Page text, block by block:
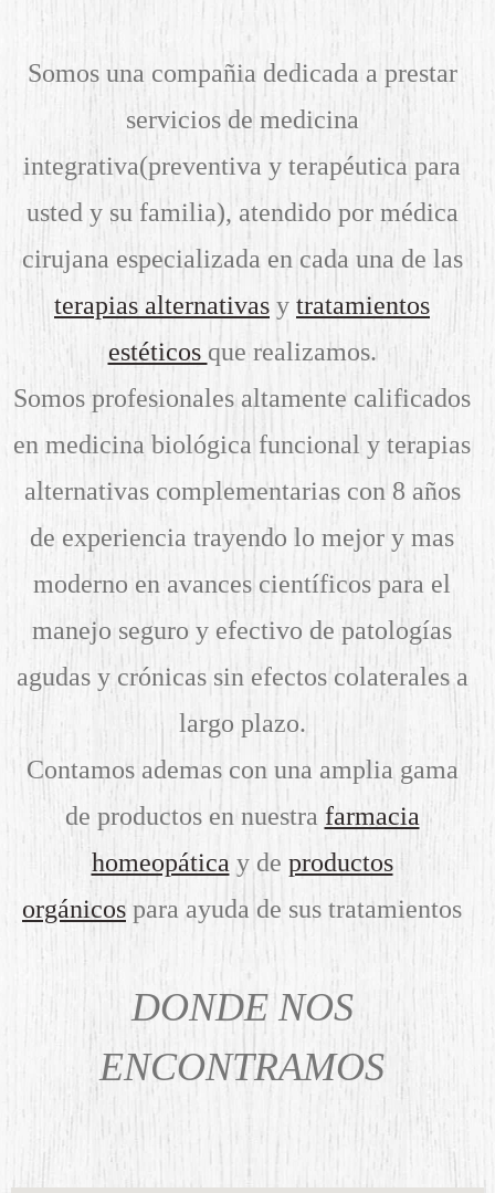
Somos una compañia dedicada a prestar
servicios de medicina
integrativa(preventiva y terapéutica para
usted y su familia), atendido por médica
cirujana especializada en cada una de las
terapias alternativas y tratamientos
estéticos que realizamos.
Somos profesionales altamente calificados
en medicina biológica funcional y terapias
alternativas complementarias con 8 años
de experiencia trayendo lo mejor y mas
moderno en avances científicos para el
manejo seguro y efectivo de patologías
agudas y crónicas sin efectos colaterales a
largo plazo.
Contamos ademas con una amplia gama
de productos en nuestra farmacia
homeopáticay de productos
orgánicos para ayuda de sus tratamientos
DONDE NOS
ENCONTRAMOS